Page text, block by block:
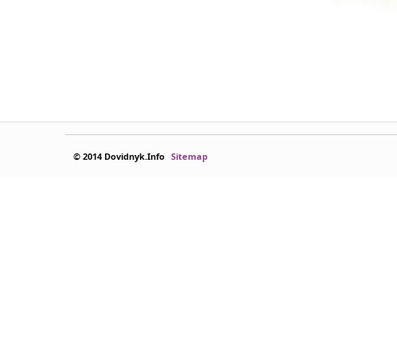
© 2014 Dovidnyk.Info Sitemap